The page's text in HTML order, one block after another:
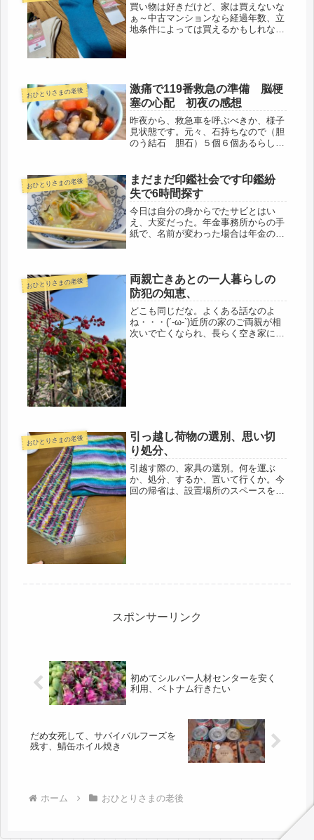
買い物は好きだけど、家は買えないな
ぁ～中古マンションなら経過年数、立
地条件によっては買えるかもしれない
る。...
おひとりさまの老後
激痛で119番救急の準備 脳梗
塞の心配 初夜の感想
昨夜から、救急車を呼ぶべきか、様子
見状態です。元々、石持ちなので（胆
のう結石 胆石）５個６個あるらし
けれど、かれこれ、何年も、悪さする
こともなく、ただ、石があるという状
態で...
おひとりさまの老後
まだまだ印鑑社会です印鑑紛
失で6時間探す
今日は自分の身からでたサビとはい
え、大変だった。年金事務所からの手
紙で、名前が変わった場合は年金の振
金もあるのに、強気だわ・・・とりあ
えず...
おひとりさまの老後
両親亡きあとの一人暮らしの
防犯の知恵、
どこも同じだな。よくある話なのよ
ね・・・(´-ω-`)近所の家のご両親が相
次いで亡くなられ、長らく空き家にな
おひとりさまの老後
引っ越し荷物の選別、思い切
り処分、
引越す際の、家具の選別。何を運ぶ
か、処分、するか、置いて行くか。今
回の帰省は、設置場所のスペースを測
スポンサーリンク
初めてシルバー人材センターを安く
利用、ベトナム行きたい
だめ女死して、サバイバルフーズを
残す、鯖缶ホイル焼き
ホーム おひとりさまの老後